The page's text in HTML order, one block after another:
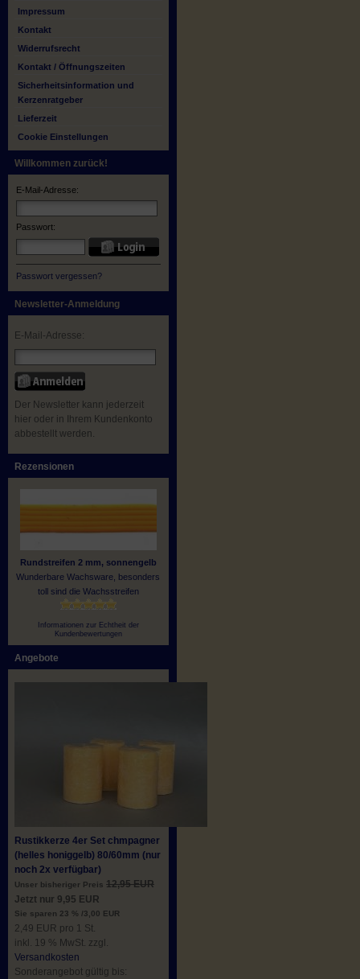
Impressum
Kontakt
Widerrufsrecht
Kontakt / Öffnungszeiten
Sicherheitsinformation und
Kerzenratgeber
Lieferzeit
Cookie Einstellungen
Willkommen zurück!
E-Mail-Adresse:
Passwort:
Passwort vergessen?
Newsletter-Anmeldung
E-Mail-Adresse:
Der Newsletter kann jederzeit
hier oder in Ihrem Kundenkonto
abbestellt werden.
Rezensionen
Rundstreifen 2 mm, sonnengelb
Wunderbare Wachsware, besonders
toll sind die Wachsstreifen
Informationen zur Echtheit der
Kundenbewertungen
Angebote
Rustikkerze 4er Set chmpagner
(helles honiggelb) 80/60mm (nur
noch 2x verfügbar)
Unser bisheriger Preis 12,95 EUR
Jetzt nur 9,95 EUR
Sie sparen 23 % /3,00 EUR
2,49 EUR pro 1 St.
inkl. 19 % MwSt. zzgl.
Versandkosten
Sonderangebot gültig bis: